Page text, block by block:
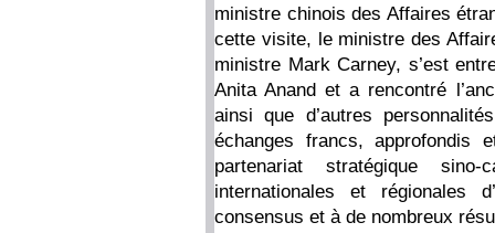
ministre chinois des Affaires
cette visite, le ministre des
ministre Mark Carney, s’est
Anita Anand et a rencontré
ainsi que d’autres
échanges francs, approfondis
partenariat stratégique
internationales et régionales
consensus et à de nombreux